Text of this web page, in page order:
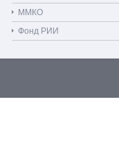
ММКО
Фонд РИИ